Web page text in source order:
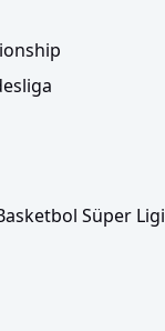
Süper Ligi